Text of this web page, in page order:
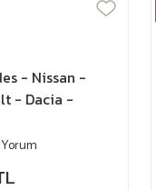
- Nissan -
- Dacia -